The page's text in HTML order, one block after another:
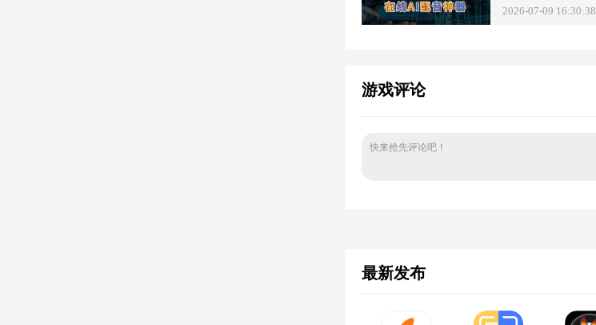
2026-07-09 16:30:38
游戏评论
快来抢先评论吧！
最新发布